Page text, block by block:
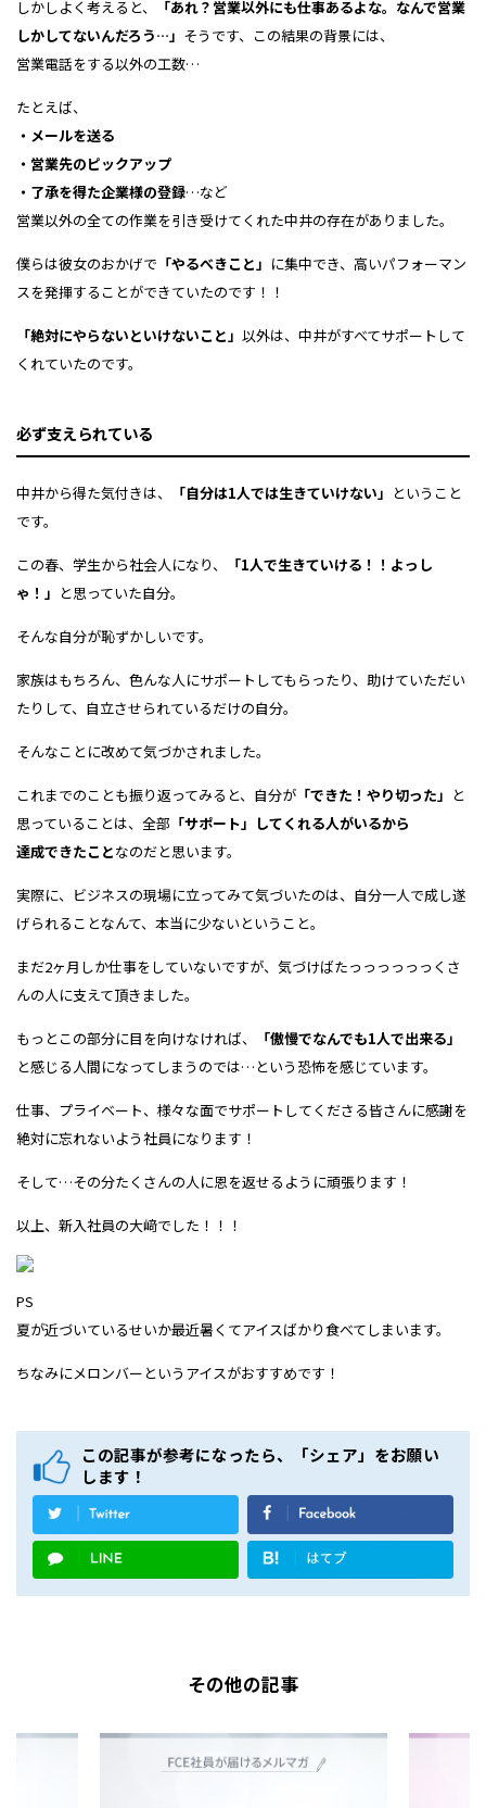
しかしよく考えると、
「あれ？営業以外にも仕事あるよな。なんで営業
しかしてないんだろう…」 そうです、この結果の背景には、
営業電話をする以外の工数…
たとえば、
・メールを送る
・営業先のピックアップ
・了承を得た企業様の登録…など
営業以外の全ての作業を引き受けてくれた中井の存在がありました。
僕らは彼女のおかげで 「やるべきこと」 に集中でき、 高いパフォーマン
スを発揮することができていたのです！！
「絶対にやらないといけないこと」 以外は、 中井がすべてサポートして
くれていたのです。
必ず支えられている
中井から得た気付きは、 「自分は1人では生きていけない」 ということ
です。
この春、学生から社会人になり、
「1人で生きていける！！よっし
ゃ！」 と思っていた自分。
そんな自分が恥ずかしいです。
家族はもちろん、 色んな人にサポートしてもらったり、 助けていただい
たりして、 自立させられているだけの自分。
そんなことに改めて気づかされました。
これまでのことも振り返ってみると、 自分が 「できた！やり切った」 と
思っていることは、全部 「サポート」してくれる人がいるから
達成できたことなのだと思います。
実際に、ビジネスの現場に立ってみて気づいたのは、 自分一人で成し遂
げられることなんて、 本当に少ないということ。
まだ2ヶ月しか仕事をしていないですが、 気づけばたっっっっっっくさ
んの人に支えて頂きました。
もっとこの部分に目を向けなければ、
「傲慢でなんでも1人で出来る」
と感じる人間になってしまうのでは… という恐怖を感じています。
仕事、プライベート、 様々な面でサポートしてくださる皆さんに感謝を
絶対に忘れないよう社員になります！
そして…その分たくさんの人に恩を返せるように頑張ります！
以上、新入社員の大﨑でした！！！
PS
夏が近づいているせいか最近暑くてアイスばかり食べてしまいます。
ちなみにメロンバーという アイスがおすすめです！
この記事が参考になったら、「シェア」をお願い
します！
その他の記事